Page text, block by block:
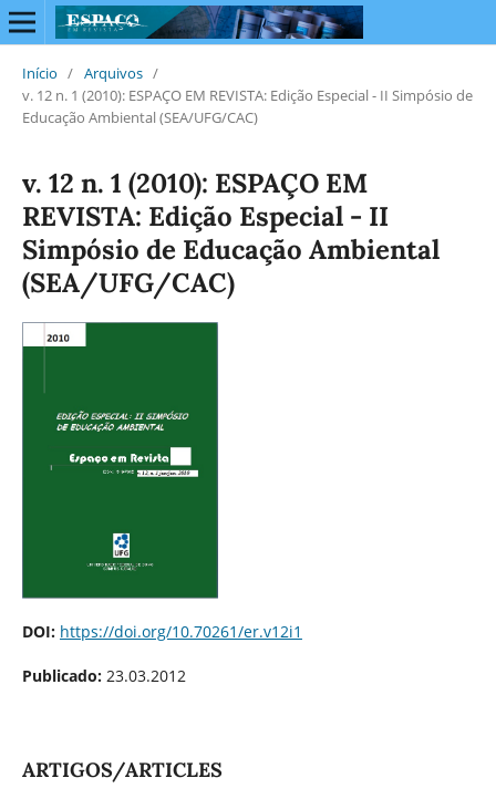
Início / Arquivos /
v. 12 n. 1 (2010): ESPAÇO EM REVISTA: Edição Especial - II Simpósio de
Educação Ambiental (SEA/UFG/CAC)
v. 12 n. 1 (2010): ESPAÇO EM
REVISTA: Edição Especial - II
Simpósio de Educação Ambiental
(SEA/UFG/CAC)
DOI: https://doi.org/10.70261/er.v12i1
Publicado: 23.03.2012
ARTIGOS/ARTICLES